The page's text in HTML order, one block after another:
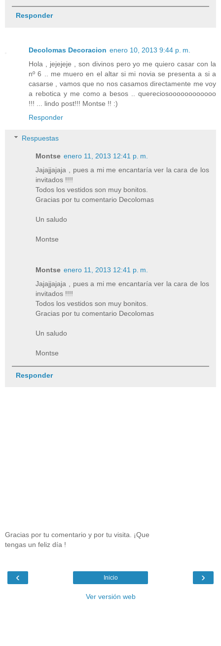
Responder
Decolomas Decoracion enero 10, 2013 9:44 p. m.
Hola , jejejeje , son divinos pero yo me quiero casar con la
nº 6 .. me muero en el altar si mi novia se presenta a si a
casarse , vamos que no nos casamos directamente me voy
a rebotica y me como a besos .. quereciosoooooooooooo
!!! ... lindo post!!! Montse !! :)
Responder
Respuestas
Montse enero 11, 2013 12:41 p. m.
Jajajjajaja , pues a mi me encantaría ver la cara de los
invitados !!!!
Todos los vestidos son muy bonitos.
Gracias por tu comentario Decolomas
Un saludo
Montse
Montse enero 11, 2013 12:41 p. m.
Jajajjajaja , pues a mi me encantaría ver la cara de los
invitados !!!!
Todos los vestidos son muy bonitos.
Gracias por tu comentario Decolomas
Un saludo
Montse
Responder
Gracias por tu comentario y por tu visita. ¡Que
tengas un feliz día !
‹ ›
Inicio
Ver versión web